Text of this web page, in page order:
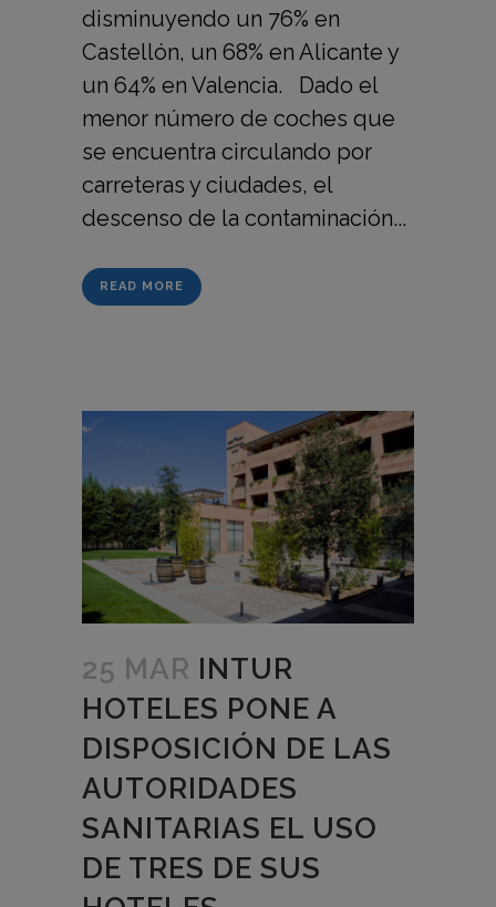
disminuyendo un 76% en
Castellón, un 68% en Alicante y
un 64% en Valencia. Dado el
menor número de coches que
se encuentra circulando por
carreteras y ciudades, el
descenso de la contaminación...
READ MORE
25 MAR INTUR
HOTELES PONE A
DISPOSICIÓN DE LAS
AUTORIDADES
SANITARIAS EL USO
DE TRES DE SUS